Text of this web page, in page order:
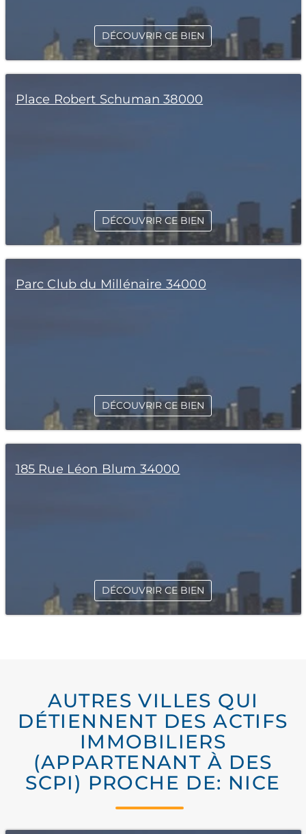
DÉCOUVRIR CE BIEN
Place Robert Schuman 38000
DÉCOUVRIR CE BIEN
Parc Club du Millénaire 34000
DÉCOUVRIR CE BIEN
185 Rue Léon Blum 34000
DÉCOUVRIR CE BIEN
AUTRES VILLES QUI
DÉTIENNENT DES ACTIFS
IMMOBILIERS
(APPARTENANT À DES
SCPI) PROCHE DE: NICE